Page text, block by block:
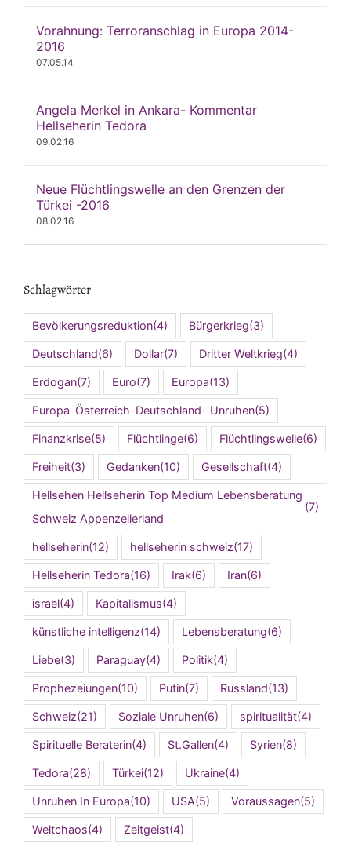
Vorahnung: Terroranschlag in Europa 2014-
2016
07.05.14
Angela Merkel in Ankara- Kommentar
Hellseherin Tedora
09.02.16
Neue Flüchtlingswelle an den Grenzen der
Türkei -2016
08.02.16
Schlagwörter
Bevölkerungsreduktion(4) Bürgerkrieg(3)
Deutschland(6) Dollar(7) Dritter Weltkrieg(4)
Erdogan(7) Euro(7) Europa(13)
Europa-Österreich-Deutschland- Unruhen(5)
Finanzkrise(5) Flüchtlinge(6) Flüchtlingswelle(6)
Freiheit(3) Gedanken(10) Gesellschaft(4)
Hellsehen Hellseherin Top Medium Lebensberatung
Schweiz Appenzellerland
(7)
hellseherin(12) hellseherin schweiz(17)
Hellseherin Tedora(16) Irak(6) Iran(6)
israel(4) Kapitalismus(4)
künstliche intelligenz(14) Lebensberatung(6)
Liebe(3) Paraguay(4) Politik(4)
Prophezeiungen(10) Putin(7) Russland(13)
Schweiz(21) Soziale Unruhen(6) spiritualität(4)
Spirituelle Beraterin(4) St.Gallen(4) Syrien(8)
Tedora(28) Türkei(12) Ukraine(4)
Unruhen In Europa(10) USA(5) Voraussagen(5)
Weltchaos(4) Zeitgeist(4)